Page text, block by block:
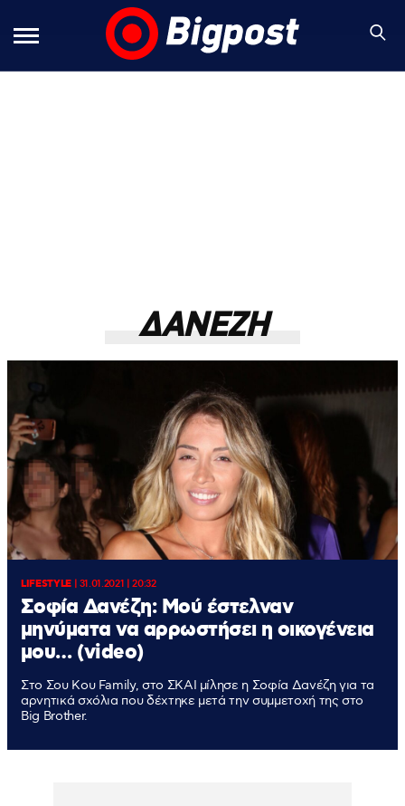
ΔΑΝΕΖΗ
LIFESTYLE| 31.01.2021 | 20:32
Σοφία Δανέζη: Μού έστελναν
μηνύματα να αρρωστήσει η οικογένεια
μου… (video)
Στο Σου Κου Family, στο ΣΚΑΙ μίλησε η Σοφία Δανέζη για τα
αρνητικά σχόλια που δέχτηκε μετά την συμμετοχή της στο
Big Brother.